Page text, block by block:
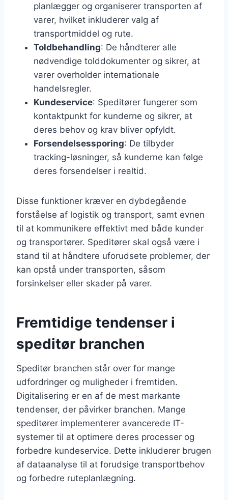
planlægger og organiserer transporten af
varer, hvilket inkluderer valg af
transportmiddel og rute.
Toldbehandling: De håndterer alle
nødvendige tolddokumenter og sikrer, at
varer overholder internationale
handelsregler.
Kundeservice: Speditører fungerer som
kontaktpunkt for kunderne og sikrer, at
deres behov og krav bliver opfyldt.
Forsendelsessporing: De tilbyder
tracking-løsninger, så kunderne kan følge
deres forsendelser i realtid.
Disse funktioner kræver en dybdegående
forståelse af logistik og transport, samt evnen
til at kommunikere effektivt med både kunder
og transportører. Speditører skal også være i
stand til at håndtere uforudsete problemer, der
kan opstå under transporten, såsom
forsinkelser eller skader på varer.
Fremtidige tendenser i
speditør branchen
Speditør branchen står over for mange
udfordringer og muligheder i fremtiden.
Digitalisering er en af de mest markante
tendenser, der påvirker branchen. Mange
speditører implementerer avancerede IT-
systemer til at optimere deres processer og
forbedre kundeservice. Dette inkluderer brugen
af dataanalyse til at forudsige transportbehov
og forbedre ruteplanlægning.